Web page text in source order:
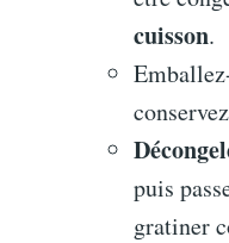
cuisson.
puis
gratiner